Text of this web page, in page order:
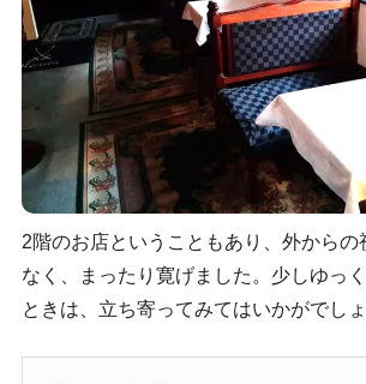
2階のお店ということもあり、外からの
なく、まったり寛げました。少しゆっ
ときは、立ち寄ってみてはいかがでし